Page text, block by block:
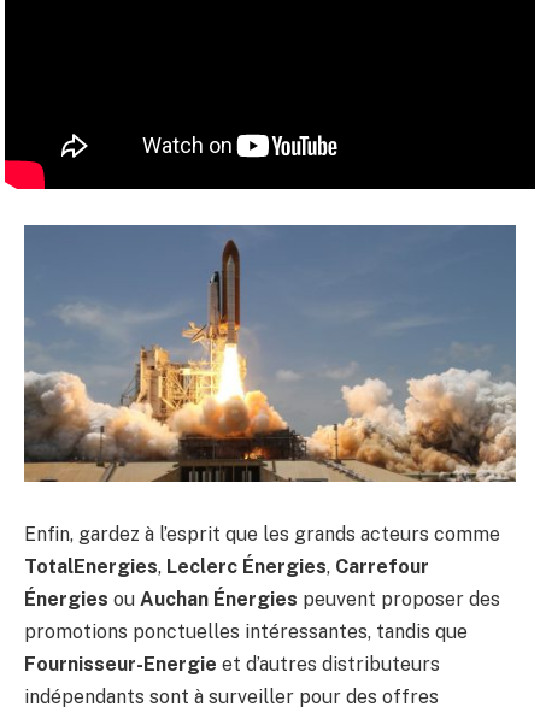
Enfin, gardez à l’esprit que les grands acteurs comme
TotalEnergies, Leclerc Énergies, Carrefour
Énergies ou Auchan Énergies peuvent proposer des
promotions ponctuelles intéressantes, tandis que
Fournisseur-Energie et d’autres distributeurs
indépendants sont à surveiller pour des offres